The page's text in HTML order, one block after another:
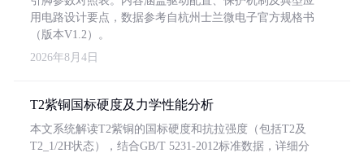
用电路设计要点，数据参考自杭州士兰微电子官方规格书
（版本V1.2）。
2026年8月4日
T2紫铜国标硬度及力学性能分析
本文系统解读T2紫铜的国标硬度和抗拉强度（包括T2及
T2_1/2H状态），结合GB/T 5231-2012标准数据，详细分